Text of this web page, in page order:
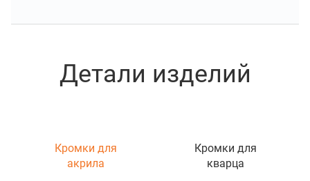
Детали изделий
Кромки для
акрила
Кромки для
кварца